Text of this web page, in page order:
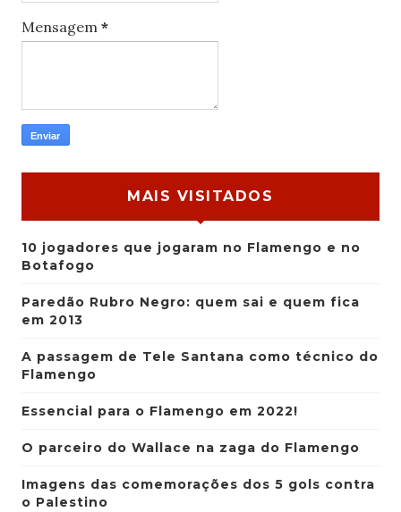
Mensagem *
MAIS VISITADOS
10 jogadores que jogaram no Flamengo e no
Botafogo
Paredão Rubro Negro: quem sai e quem fica
em 2013
A passagem de Tele Santana como técnico do
Flamengo
Essencial para o Flamengo em 2022!
O parceiro do Wallace na zaga do Flamengo
Imagens das comemorações dos 5 gols contra
o Palestino